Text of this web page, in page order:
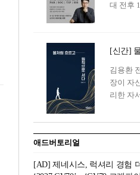
대 전후
은퇴 설
록 옵투
신간 『
다.단테
록 고문
0년의
김용환
장이 자
리한 자
통 관료
주요 변
을 하고
족적을
세대에
애드버토리얼
[AD] 제네시스, 럭셔리 경험